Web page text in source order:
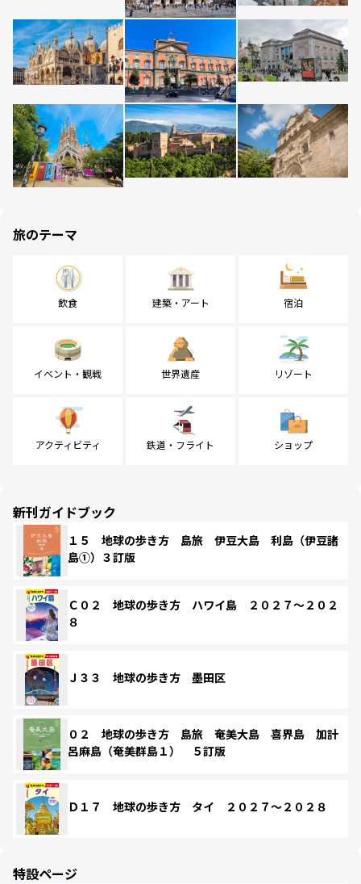
旅のテーマ
飲食 建築・アート 宿泊
イベント・観戦 世界遺産 リゾート
アクティビティ 鉄道・フライト ショップ
新刊ガイドブック
１５ 地球の歩き方 島旅 伊豆大島 利島（伊豆諸
島①）３訂版
Ｃ０２ 地球の歩き方 ハワイ島 ２０２７～２０２
８
Ｊ３３ 地球の歩き方 墨田区
０２ 地球の歩き方 島旅 奄美大島 喜界島 加計
呂麻島（奄美群島１） ５訂版
Ｄ１７ 地球の歩き方 タイ ２０２７～２０２８
特設ページ